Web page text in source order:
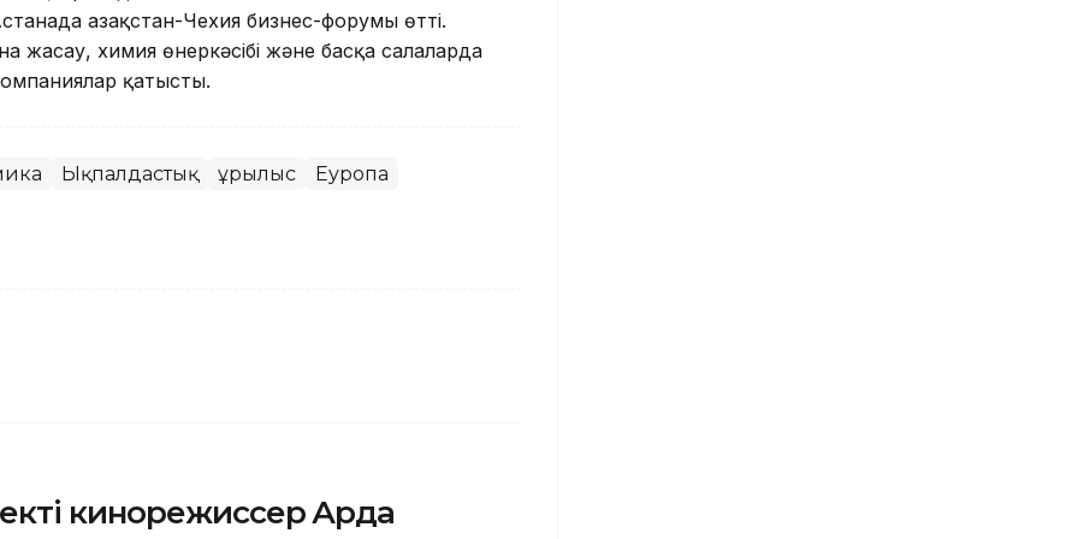
Қазақстан-Чехия бизнес-форумы өттi.
жасау, химия өнеркәсiбi және басқа салаларда
қатысты.
Ықпалдастық Құрылыс Еуропа
кинорежиссер Ардақ